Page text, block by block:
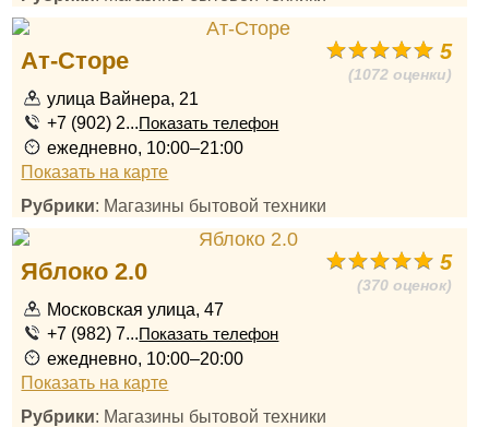
5
(1072 оценки)
Ат-Сторе
улица Вайнера, 21
+7 (902) 2...Показать телефон
ежедневно, 10:00–21:00
Показать на карте
Рубрики: Магазины бытовой техники
5
(370 оценок)
Яблоко 2.0
Московская улица, 47
+7 (982) 7...Показать телефон
ежедневно, 10:00–20:00
Показать на карте
Рубрики: Магазины бытовой техники